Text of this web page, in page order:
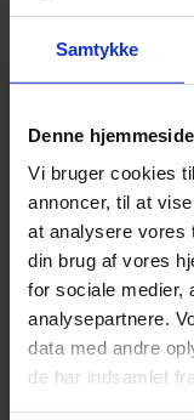
Samtykke
Denne
Vi bruger cookies
annoncer, til at
at analysere vores
din brug af vores
for sociale medier,
analysepartnere.
data med andre
de har indsamlet
TV-bokse fra Yousee